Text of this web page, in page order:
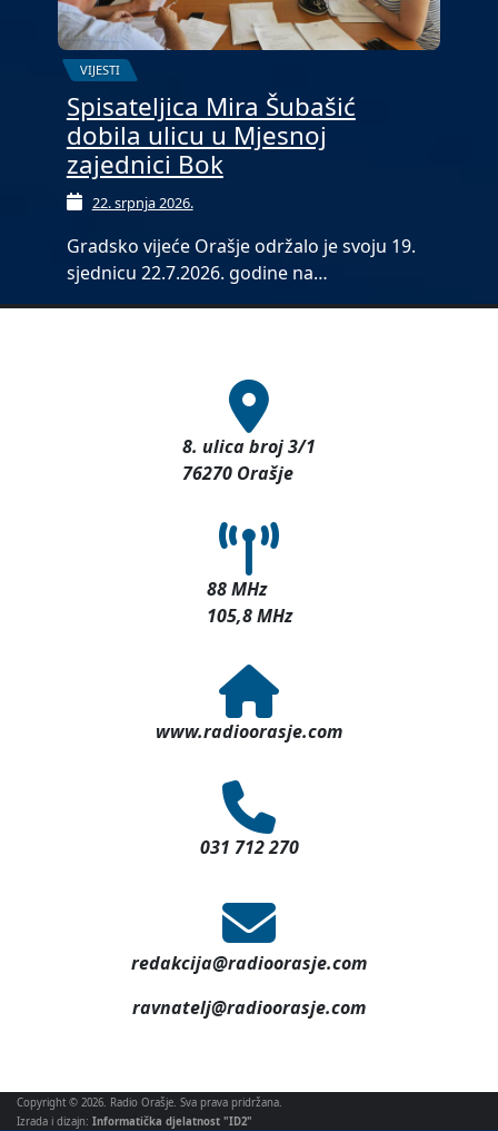
VIJESTI
Spisateljica Mira Šubašić
dobila ulicu u Mjesnoj
zajednici Bok
22. srpnja 2026.
Gradsko vijeće Orašje održalo je svoju 19.
sjednicu 22.7.2026. godine na…
8. ulica broj 3/1
76270 Orašje
88 MHz
105,8 MHz
www.radioorasje.com
031 712 270
redakcija@radioorasje.com
ravnatelj@radioorasje.com
Copyright © 2026. Radio Orašje. Sva prava pridržana.
Izrada i dizajn: Informatička djelatnost "ID2"